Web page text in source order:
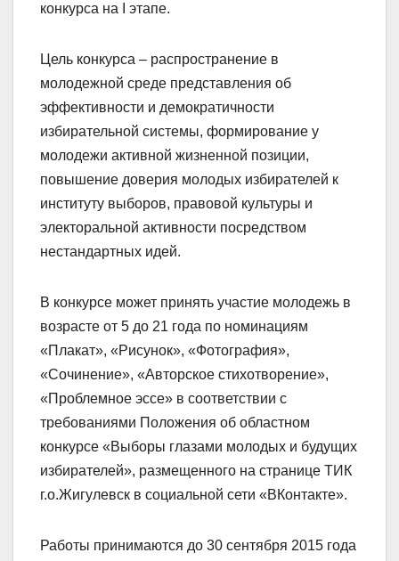
конкурса на I этапе.
Цель конкурса – распространение в
молодежной среде представления об
эффективности и демократичности
избирательной системы, формирование у
молодежи активной жизненной позиции,
повышение доверия молодых избирателей к
институту выборов, правовой культуры и
электоральной активности посредством
нестандартных идей.
В конкурсе может принять участие молодежь в
возрасте от 5 до 21 года по номинациям
«Плакат», «Рисунок», «Фотография»,
«Сочинение», «Авторское стихотворение»,
«Проблемное эссе» в соответствии с
требованиями Положения об областном
конкурсе «Выборы глазами молодых и будущих
избирателей», размещенного на странице ТИК
г.о.Жигулевск в социальной сети «ВКонтакте».
Работы принимаются до 30 сентября 2015 года